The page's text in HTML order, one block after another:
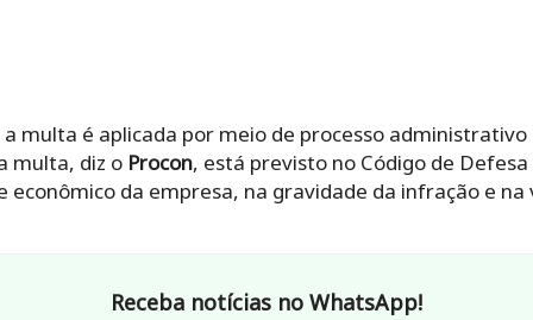
multa é aplicada por meio de processo
multa, diz o Procon, está previsto no Código de
econômico da empresa, na gravidade da infração e
Receba notícias no WhatsApp!